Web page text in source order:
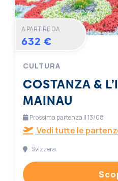
A PARTIRE DA
632 €
CULTURA
COSTANZA &
MAINAU
Prossima partenza il 13/08
Vedi tutte le
Svizzera